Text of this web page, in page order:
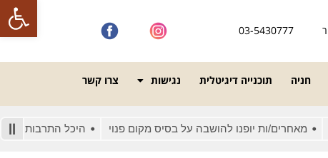
פתח
03-5430777
חניה תוכנייה דיגיטלית נגישות צרו קשר
ות יופנו להושבה על בסיס מקום פנוי היכל התרבות מונגש